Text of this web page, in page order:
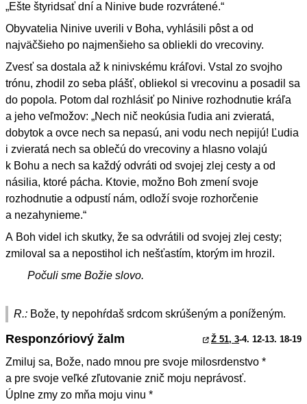
„Ešte štyridsať dní a Ninive bude rozvrátené.“
Obyvatelia Ninive uverili v Boha, vyhlásili pôst a od
najväčšieho po najmenšieho sa obliekli do vrecoviny.
Zvesť sa dostala až k ninivskému kráľovi. Vstal zo svojho
trónu, zhodil zo seba plášť, obliekol si vrecovinu a posadil sa
do popola. Potom dal rozhlásiť po Ninive rozhodnutie kráľa
a jeho veľmožov: „Nech nič neokúsia ľudia ani zvieratá,
dobytok a ovce nech sa nepasú, ani vodu nech nepijú! Ľudia
i zvieratá nech sa oblečú do vrecoviny a hlasno volajú
k Bohu a nech sa každý odvráti od svojej zlej cesty a od
násilia, ktoré pácha. Ktovie, možno Boh zmení svoje
rozhodnutie a odpustí nám, odloží svoje rozhorčenie
a nezahynieme.“
A Boh videl ich skutky, že sa odvrátili od svojej zlej cesty;
zmiloval sa a nepostihol ich nešťastím, ktorým im hrozil.
Počuli sme Božie slovo.
R.: Bože, ty nepohŕdaš srdcom skrúšeným a poníženým.
Responzóriový žalm Ž 51, 3-4. 12-13. 18-19
Zmiluj sa, Bože, nado mnou pre svoje milosrdenstvo *
a pre svoje veľké zľutovanie znič moju neprávosť.
Úplne zmy zo mňa moju vinu *